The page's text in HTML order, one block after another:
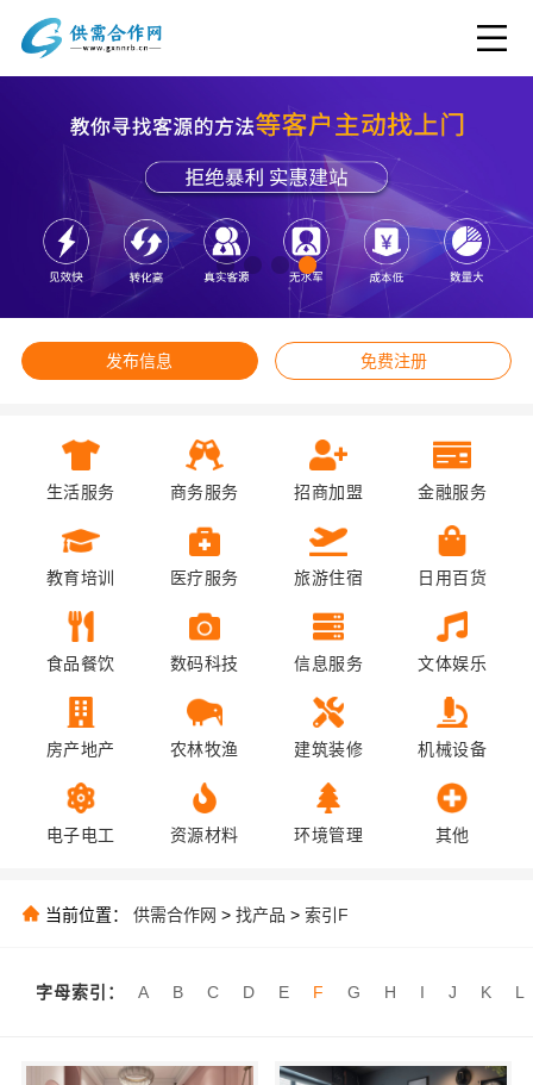
发布信息 免费注册
生活服务 商务服务 招商加盟 金融服务
教育培训 医疗服务 旅游住宿 日用百货
食品餐饮 数码科技 信息服务 文体娱乐
房产地产 农林牧渔 建筑装修 机械设备
电子电工 资源材料 环境管理 其他
当前位置： 供需合作网 > 找产品 > 索引F
字母索引： A B C D E F G H I J K L